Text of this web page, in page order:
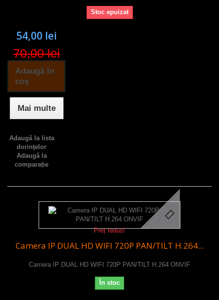
Stoc epuizat
54,00 lei
70,00 lei
Adaugă în
coş
Mai multe
Adaugă la lista
dorinţelor
Adaugă la
comparație
Preț redus!
Camera IP DUAL HD WIFI 720P PAN/TILT H.264...
Camera IP DUAL HD WIFI 720P PAN/TILT H.264 ONVIF
În stoc